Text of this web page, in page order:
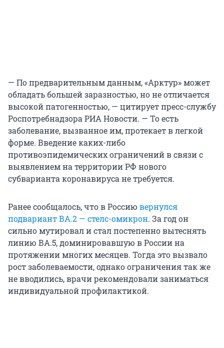
— По предварительным данным, «Арктур» может
обладать большей заразностью, но не отличается
высокой патогенностью, — цитирует пресс-службу
Роспотребнадзора РИА Новости. — То есть
заболевание, вызванное им, протекает в легкой
форме. Введение каких-либо
противоэпидемических ограничений в связи с
выявлением на территории РФ нового
субварианта коронавируса не требуется.
Ранее сообщалось, что в Россию вернулся
подвариант ВА.2 — стелс-омикрон. За год он
сильно мутировал и стал постепенно вытеснять
линию ВА.5, доминировавшую в России на
протяжении многих месяцев. Тогда это вызвало
рост заболеваемости, однако ограничения так же
не вводились, врачи рекомендовали заниматься
индивидуальной профилактикой.